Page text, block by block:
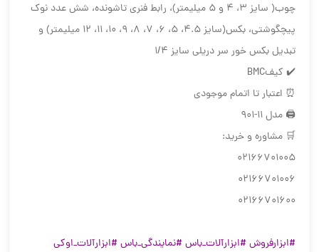
چوب( سایز ۳، ۴ و ۵ میلیمتر)، رابط فنری تاشونده، شش عدد نوک
پیچگوشتی، بکس(سایز ۴.۵، ۵، ۶، ۷، ۸، ۹، ۱۰، ۱۱، ۱۲ میلیمتر) و
تبدیل بکس خور سر دریلی سایز ۱/۴
✔️ کیفBMC
⏰ اعتبار تا اتمام موجودی
🖨 مدل 11-901
🛒 مشاوره و خرید:
02166701005
02166701006
02166701600
#ابزارفروش#ابزارآلات_باس#نمایندگی_باس#ابزارآلات_اوکی